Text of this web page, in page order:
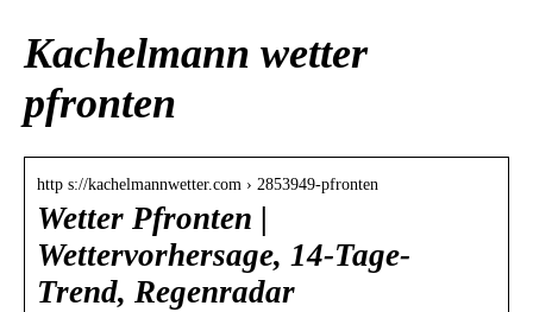
Kachelmann wetter
pfronten
http s://kachelmannwetter.com › 2853949-pfronten
Wetter Pfronten |
Wettervorhersage, 14-Tage-
Trend, Regenradar